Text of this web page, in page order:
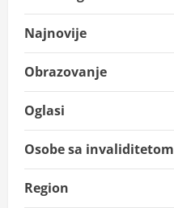
Najnovije
Obrazovanje
Oglasi
Osobe sa invaliditetom
Region